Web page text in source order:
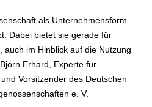
als Unternehmensform
Dabei bietet sie gerade für
auch im Hinblick auf die Nutzung
Erhard, Experte für
Vorsitzender des Deutschen
e. V.